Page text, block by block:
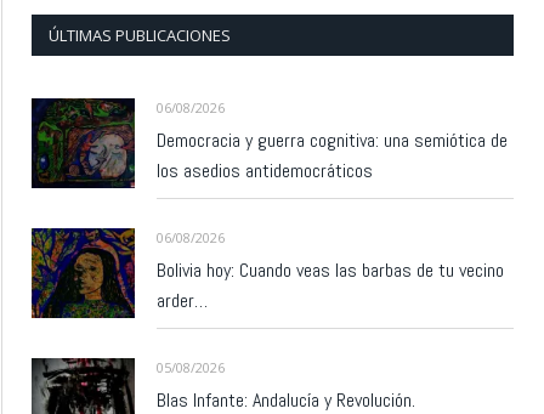
ÚLTIMAS PUBLICACIONES
06/08/2026
Democracia y guerra cognitiva: una semiótica de
los asedios antidemocráticos
06/08/2026
Bolivia hoy: Cuando veas las barbas de tu vecino
arder…
05/08/2026
Blas Infante: Andalucía y Revolución.